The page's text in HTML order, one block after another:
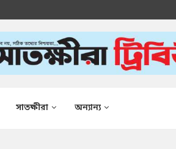
সাতক্ষীরা অন্যান্য